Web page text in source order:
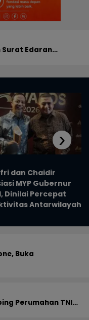
Surat Edaran…
dan Chaidir
MYP Gubernur
Dinilai Percepat
Antarwilayah
›
Buka
Perumahan TNI…